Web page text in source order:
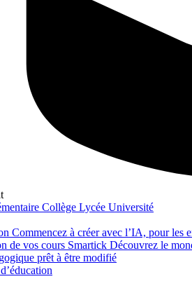
Collège Lycée Université
Commencez à créer avec l’IA, pour les
de vos cours Smartick Découvrez le
prêt à être modifié